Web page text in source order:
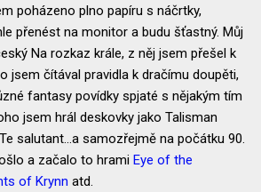
poházeno plno papíru s náčrtky,
přenést na monitor a budu šťastný. Můj
Na rozkaz krále, z něj jsem přešel k
jsem čítával pravidla k dračímu doupěti,
fantasy povídky spjaté s nějakým tím
jsem hrál deskovky jako Talisman
salutant...a samozřejmě na počátku 90.
a začalo to hrami Eye of the
of Krynn atd.